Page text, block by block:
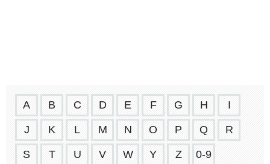
A B C D E F G H I
J K L M N O P Q R
S T U V W Y Z 0-9